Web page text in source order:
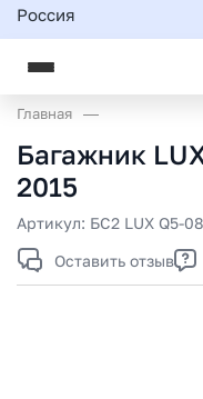
Россия
Главная
Багажник
2015
Артикул: БС2 LUX Q5-
Оставить отзыв